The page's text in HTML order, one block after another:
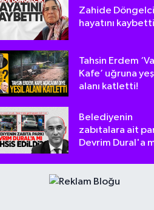
Zahide
hayatını kaybetti
Tahsin Erdem
Kafe’ uğruna
alanı katletti!
Belediyenin
zabıtalara ait
Devrim Dural'a